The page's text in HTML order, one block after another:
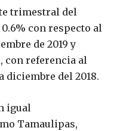
trimestral del
con respecto al
de 2019 y
con referencia al
diciembre del 2018.
igual
Tamaulipas,